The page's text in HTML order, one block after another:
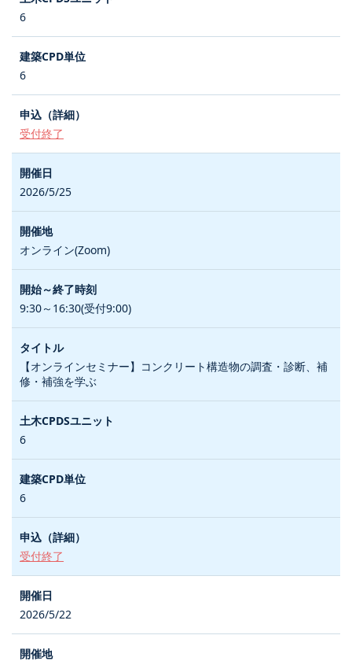
6
6
受付終了
2026/5/25
オンライン(Zoom)
9:30～16:30(受付9:00)
【オンラインセミナー】コンクリート構造物の調査・診断、補
修・補強を学ぶ
6
6
受付終了
2026/5/22